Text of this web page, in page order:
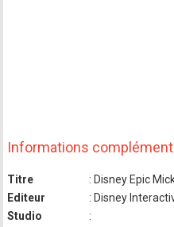
Informations
Titre
: Disney Epic
Editeur
: Disney
Studio
: